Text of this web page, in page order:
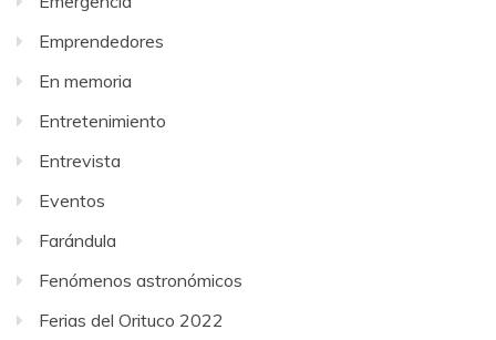
Emprendedores
En memoria
Entretenimiento
Entrevista
Eventos
Farándula
Fenómenos astronómicos
Ferias del Orituco 2022